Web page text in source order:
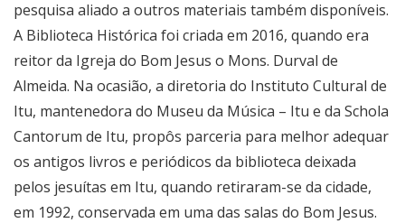
pesquisa aliado a outros materiais também disponíveis.
A Biblioteca Histórica foi criada em 2016, quando era
reitor da Igreja do Bom Jesus o Mons. Durval de
Almeida. Na ocasião, a diretoria do Instituto Cultural de
Itu, mantenedora do Museu da Música – Itu e da Schola
Cantorum de Itu, propôs parceria para melhor adequar
os antigos livros e periódicos da biblioteca deixada
pelos jesuítas em Itu, quando retiraram-se da cidade,
em 1992, conservada em uma das salas do Bom Jesus.